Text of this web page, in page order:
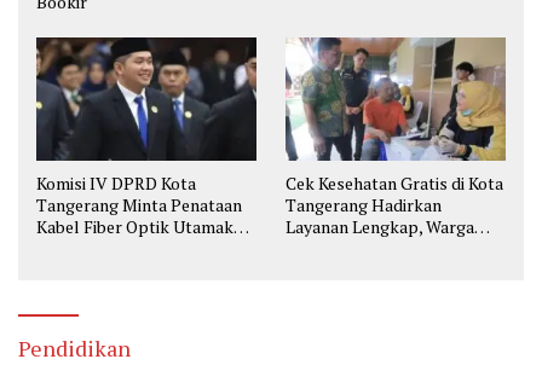
Komisi IV DPRD Kota
Tangerang Minta Penataan
Kabel Fiber Optik Utamakan
Cek Kesehatan Gratis di Kota
Tangerang Hadirkan
Layanan Lengkap, Warga
Pendidikan